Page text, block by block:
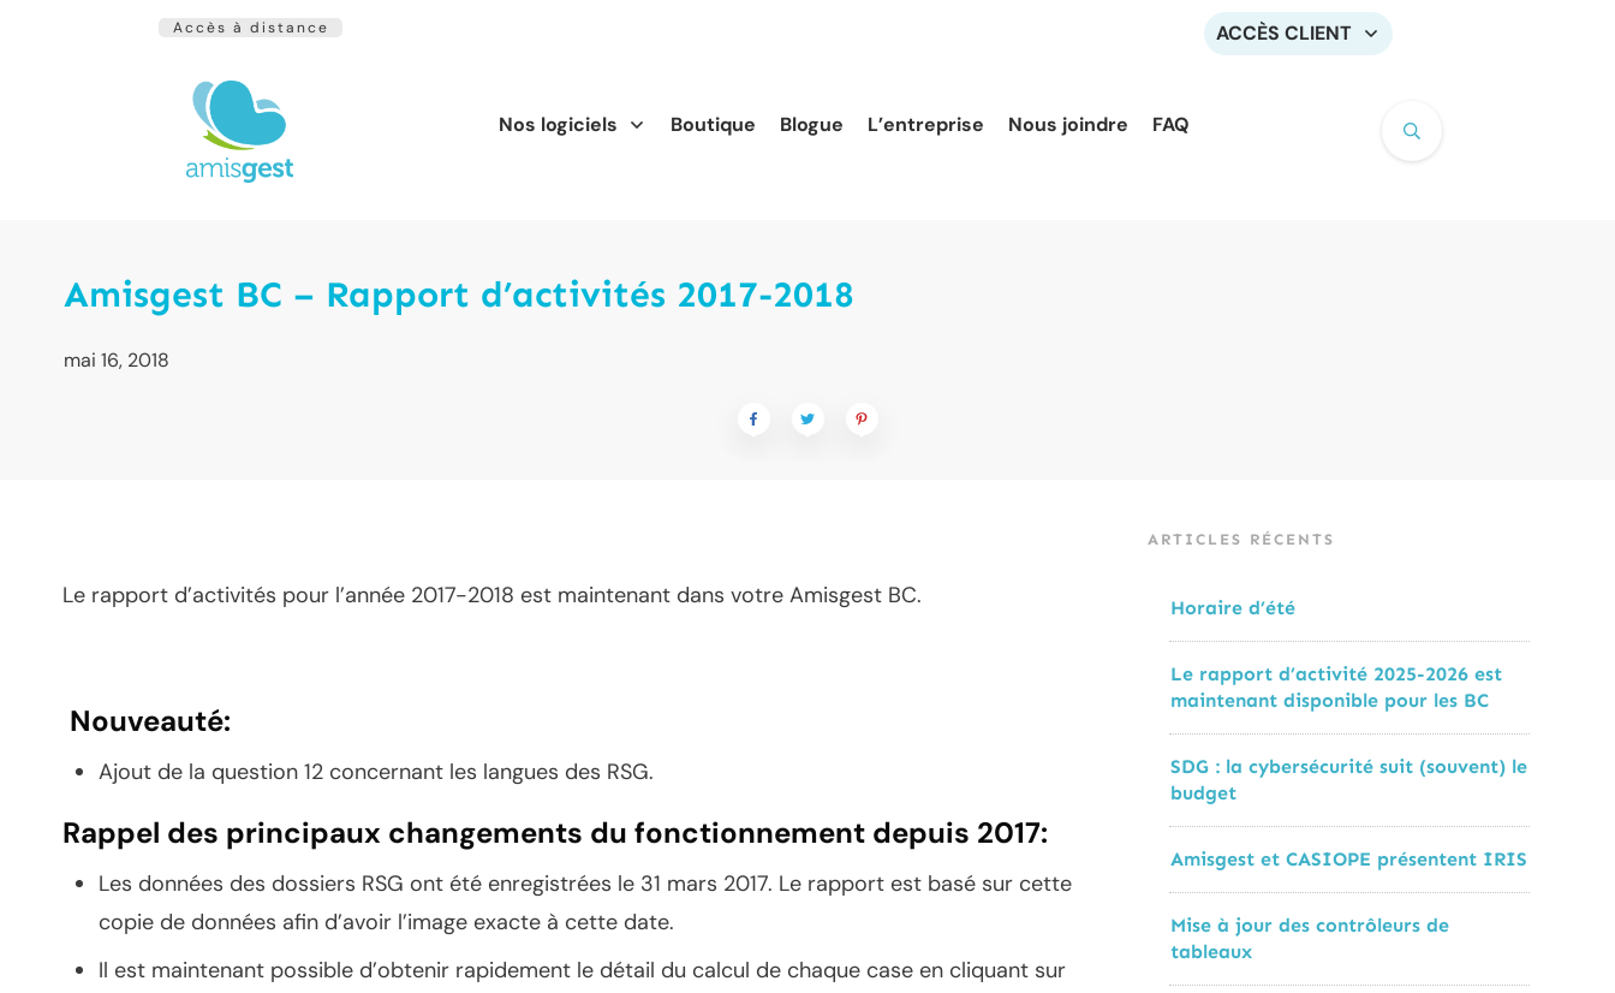
Accès à distance ACCÈS CLIENT
Nos logiciels Boutique Blogue L’entreprise Nous joindre FAQ
Amisgest BC – Rapport d’activités 2017-2018
mai 16, 2018
Le rapport d’activités pour l’année 2017-2018 est maintenant dans votre Amisgest BC.
Nouveauté:
Ajout de la question 12 concernant les langues des RSG.
Rappel des principaux changements du fonctionnement depuis 2017:
Les données des dossiers RSG ont été enregistrées le 31 mars 2017. Le rapport est basé sur cette
copie de données afin d’avoir l’image exacte à cette date.
Il est maintenant possible d’obtenir rapidement le détail du calcul de chaque case en cliquant sur
ARTICLES RÉCENTS
Horaire d’été
Le rapport d’activité 2025-2026 est
maintenant disponible pour les BC
SDG : la cybersécurité suit (souvent) le
budget
Amisgest et CASIOPE présentent IRIS
Mise à jour des contrôleurs de
tableaux